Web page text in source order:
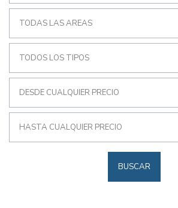
TODAS LAS AREAS
TODOS LOS TIPOS
DESDE CUALQUIER PRECIO
HASTA CUALQUIER PRECIO
BUSCAR